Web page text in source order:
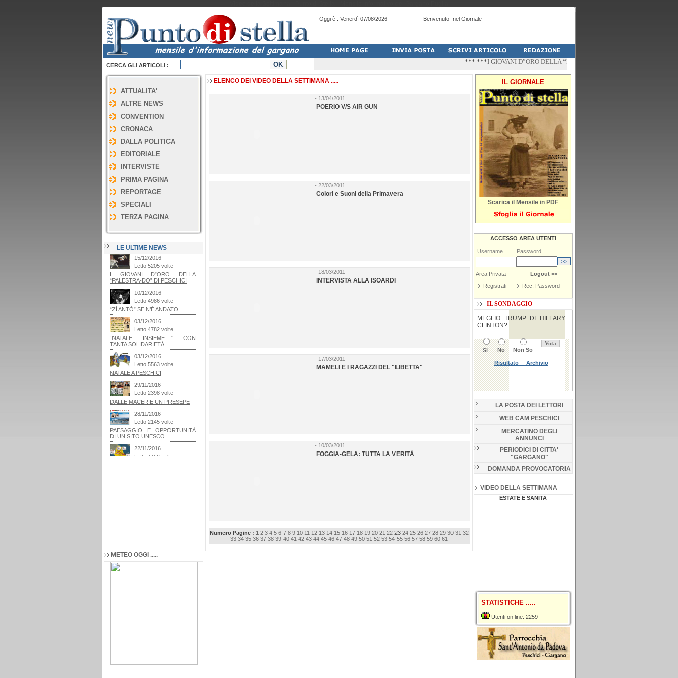
Oggi è : Venerdì 07/08/2026 Benvenuto nel Giornale
CERCA GLI ARTICOLI : *** ***I GIOVANI D”ORO DELLA “PALESTRA-DO” DI PESCHICI
ATTUALITA'
ALTRE NEWS
CONVENTION
CRONACA
DALLA POLITICA
EDITORIALE
INTERVISTE
PRIMA PAGINA
REPORTAGE
SPECIALI
TERZA PAGINA
LE ULTIME NEWS
METEO OGGI .....
ELENCO DEI VIDEO DELLA SETTIMANA .....
- 13/04/2011
POERIO V/S AIR GUN
- 22/03/2011
Colori e Suoni della Primavera
- 18/03/2011
INTERVISTA ALLA ISOARDI
- 17/03/2011
MAMELI E I RAGAZZI DEL "LIBETTA"
- 10/03/2011
FOGGIA-GELA: TUTTA LA VERITÀ
Numero Pagine : 1 2 3 4 5 6 7 8 9 10 11 12 13 14 15 16 17 18 19 20 21 2223 24 25 26 27 28 29 30 31 32
33 34 35 36 37 38 39 40 41 42 43 44 45 46 47 48 49 50 51 52 53 54 55 56 57 58 59 60 61
IL GIORNALE
Scarica il Mensile in PDF
ACCESSO AREA UTENTI
Username Password
Area Privata
Logout >>
Registrati
Rec. Password
IL SONDAGGIO
LA POSTA DEI LETTORI
WEB CAM PESCHICI
MERCATINO DEGLI
ANNUNCI
PERIODICI DI CITTA'
"GARGANO"
DOMANDA PROVOCATORIA
VIDEO DELLA SETTIMANA
ESTATE E SANITA
STATISTICHE .....
Utenti on line: 2259